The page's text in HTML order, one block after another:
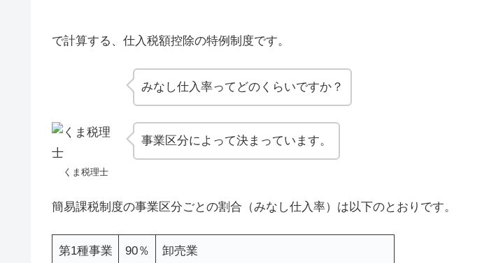
で計算する、仕入税額控除の特例制度です。
みなし仕入率ってどのくらいですか？
くま税理士
事業区分によって決まっています。
簡易課税制度の事業区分ごとの割合（みなし仕入率）は以下のとおりです。
第1種事業 90％ 卸売業